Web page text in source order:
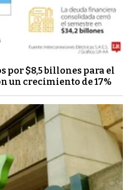
por $8,5 billones para el
un crecimiento de 17%